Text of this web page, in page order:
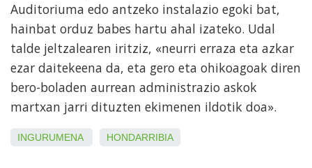
Auditoriuma edo antzeko instalazio egoki bat,
hainbat orduz babes hartu ahal izateko. Udal
talde jeltzalearen iritziz, «neurri erraza eta azkar
ezar daitekeena da, eta gero eta ohikoagoak diren
bero-boladen aurrean administrazio askok
martxan jarri dituzten ekimenen ildotik doa».
INGURUMENA HONDARRIBIA